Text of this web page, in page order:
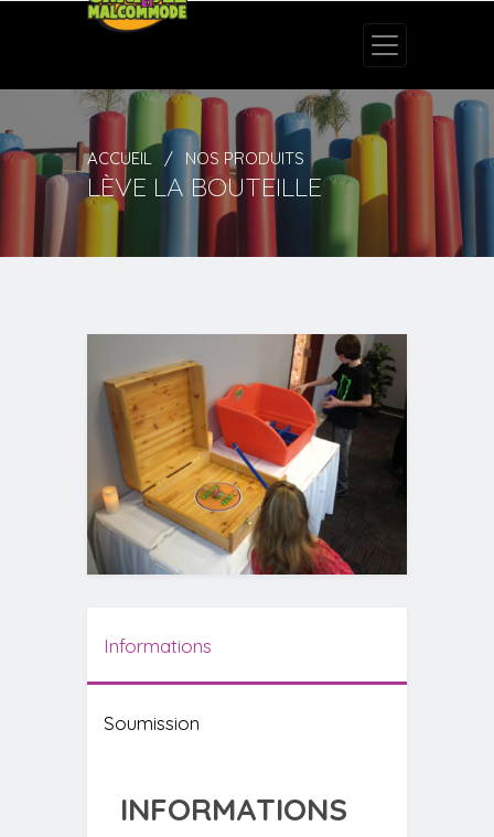
ACCUEIL NOS PRODUITS
LÈVE LA BOUTEILLE
Informations
Soumission
INFORMATIONS